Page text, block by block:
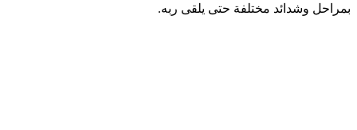
بمراحل وشدائد مختلفة حتى يلقى ربه.